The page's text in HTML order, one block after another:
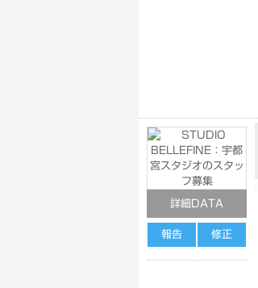
詳細DATA
報告 修正